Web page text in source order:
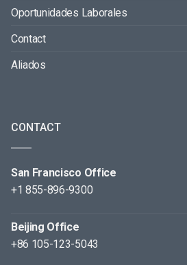
Oportunidades Laborales
Contact
Aliados
CONTACT
San Francisco Office
+1 855-896-9300
Beijing Office
+86 105-123-5043